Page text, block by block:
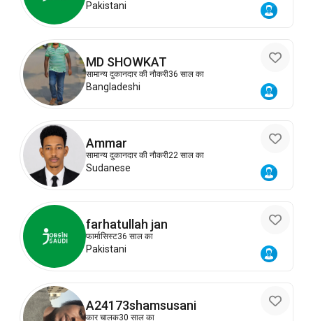
Pakistani
MD SHOWKAT
सामान्य दुकानदार की नौकरी36 साल का
Bangladeshi
Ammar
सामान्य दुकानदार की नौकरी22 साल का
Sudanese
farhatullah jan
फार्मासिस्ट36 साल का
Pakistani
A24173shamsusani
कार चालक30 साल का